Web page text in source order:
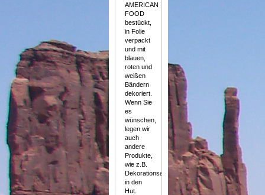
AMERICAN
FOOD
bestückt,
in Folie
verpackt
und mit
blauen,
roten und
weißen
Bändern
dekoriert.
Wenn Sie
es
wünschen,
legen wir
auch
andere
Produkte,
wie z.B.
Dekorationsartikel,
in den
Hut.